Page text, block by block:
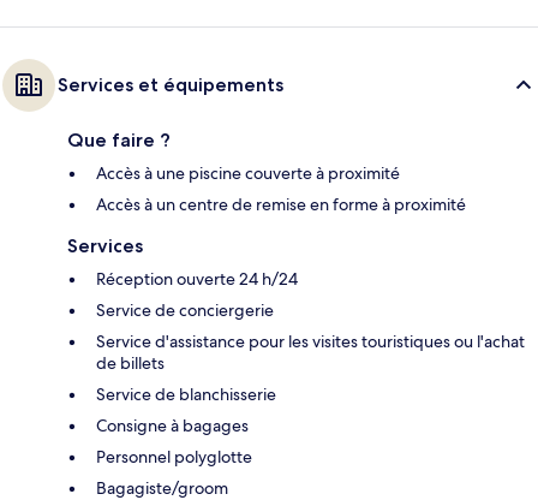
Services et équipements
Que faire ?
Accès à une piscine couverte à proximité
Accès à un centre de remise en forme à proximité
Services
Réception ouverte 24 h/24
Service de conciergerie
Service d'assistance pour les visites touristiques ou l'achat
de billets
Service de blanchisserie
Consigne à bagages
Personnel polyglotte
Bagagiste/groom